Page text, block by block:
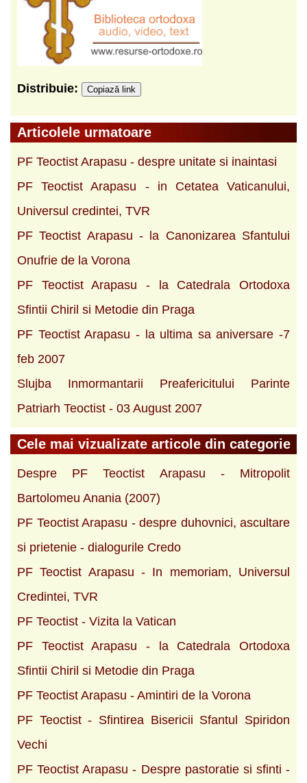
Distribuie: Copiază link
Articolele urmatoare
PF Teoctist Arapasu - despre unitate si inaintasi
PF Teoctist Arapasu - in Cetatea Vaticanului,
Universul credintei, TVR
PF Teoctist Arapasu - la Canonizarea Sfantului
Onufrie de la Vorona
PF Teoctist Arapasu - la Catedrala Ortodoxa
Sfintii Chiril si Metodie din Praga
PF Teoctist Arapasu - la ultima sa aniversare -7
feb 2007
Slujba Inmormantarii Preafericitului Parinte
Patriarh Teoctist - 03 August 2007
Cele mai vizualizate articole din categorie
Despre PF Teoctist Arapasu - Mitropolit
Bartolomeu Anania (2007)
PF Teoctist Arapasu - despre duhovnici, ascultare
si prietenie - dialogurile Credo
PF Teoctist Arapasu - In memoriam, Universul
Credintei, TVR
PF Teoctist - Vizita la Vatican
PF Teoctist Arapasu - la Catedrala Ortodoxa
Sfintii Chiril si Metodie din Praga
PF Teoctist Arapasu - Amintiri de la Vorona
PF Teoctist - Sfintirea Bisericii Sfantul Spiridon
Vechi
PF Teoctist Arapasu - Despre pastoratie si sfinti -